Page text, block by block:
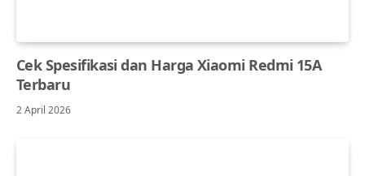
Cek Spesifikasi dan Harga Xiaomi Redmi 15A
Terbaru
2 April 2026